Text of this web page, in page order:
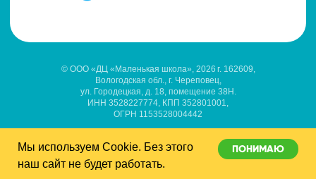
© ООО «ДЦ «Маленькая школа», 2026 г. 162609,
Вологодская обл., г. Череповец,
ул. Городецкая, д. 18, помещение 38Н.
ИНН 3528227774, КПП 352801001,
ОГРН 1153528004442
Мы используем Cookie. Без этого
наш сайт не будет работать.
ПОНИМАЮ